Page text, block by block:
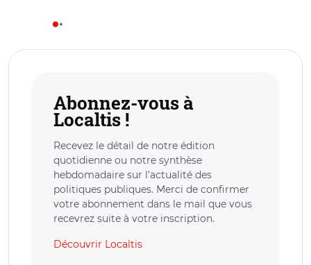
Abonnez-vous à
Localtis !
Recevez le détail de notre édition
quotidienne ou notre synthèse
hebdomadaire sur l’actualité des
politiques publiques. Merci de confirmer
votre abonnement dans le mail que vous
recevrez suite à votre inscription.
Découvrir Localtis